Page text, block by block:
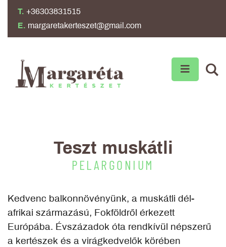
T. +36303831515
E. margaretakerteszet@gmail.com
Teszt muskátli
PELARGONIUM
Kedvenc balkonnövényünk, a muskátli dél-
afrikai származású, Fokföldről érkezett
Európába. Évszázadok óta rendkívül népszerű
a kertészek és a virágkedvelők körében